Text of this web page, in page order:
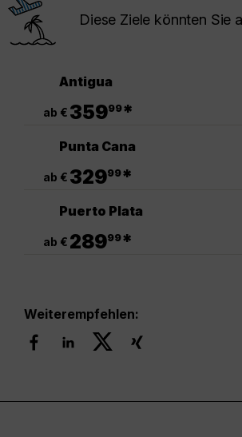
Diese Ziele könnten Sie
Antigua
ab € 35999*
Punta Cana
ab € 32999*
Puerto Plata
ab € 28999*
Weiterempfehlen: